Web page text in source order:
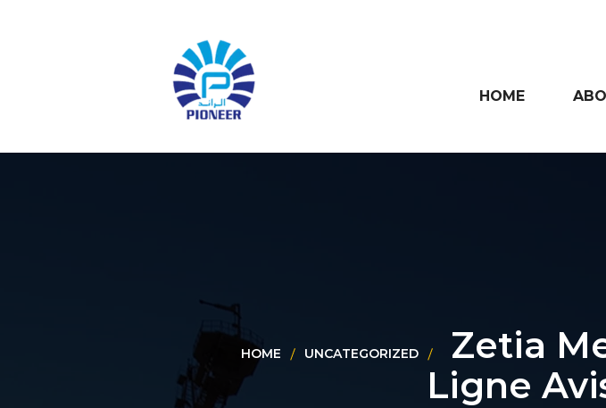
HOME
HOME UNCATEGORIZED
Zetia
Ligne